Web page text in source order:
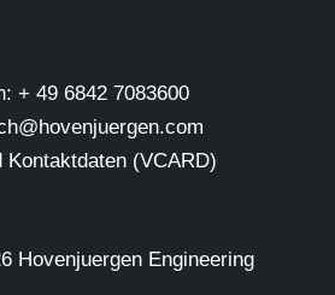
+ 49 6842 7083600
Kontaktdaten (VCARD)
Hovenjuergen Engineering